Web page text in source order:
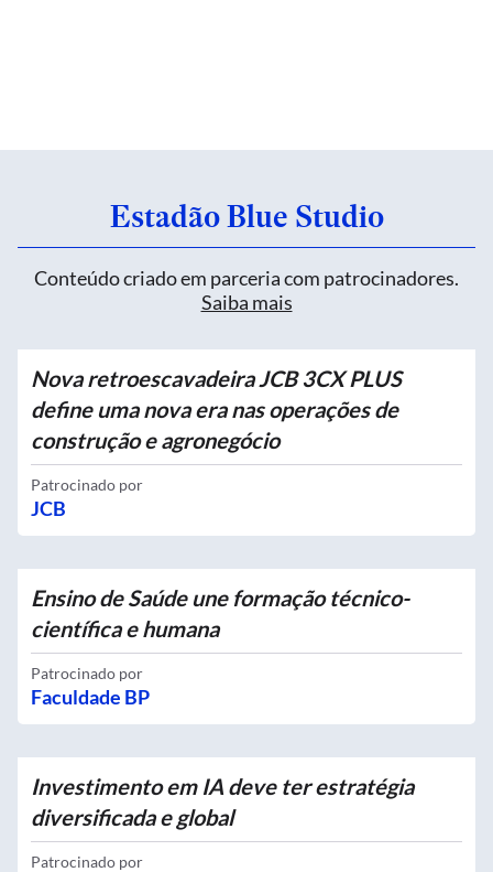
Estadão Blue Studio
Conteúdo criado em parceria com patrocinadores.
Saiba mais
Nova retroescavadeira JCB 3CX PLUS
define uma nova era nas operações de
construção e agronegócio
Patrocinado por
JCB
Ensino de Saúde une formação técnico-
científica e humana
Patrocinado por
Faculdade BP
Investimento em IA deve ter estratégia
diversificada e global
Patrocinado por